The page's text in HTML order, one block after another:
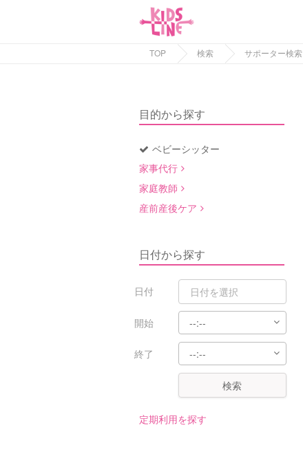
TOP 検索 サポーター検索
目的から探す
ベビーシッター
家事代行
家庭教師
産前産後ケア
日付から探す
日付
開始
終了
検索
定期利用を探す